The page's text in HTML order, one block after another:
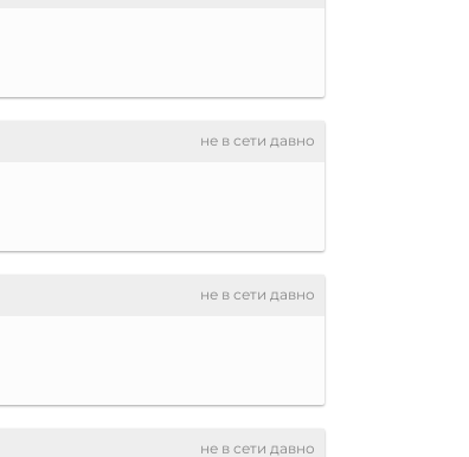
не в сети давно
не в сети давно
не в сети давно